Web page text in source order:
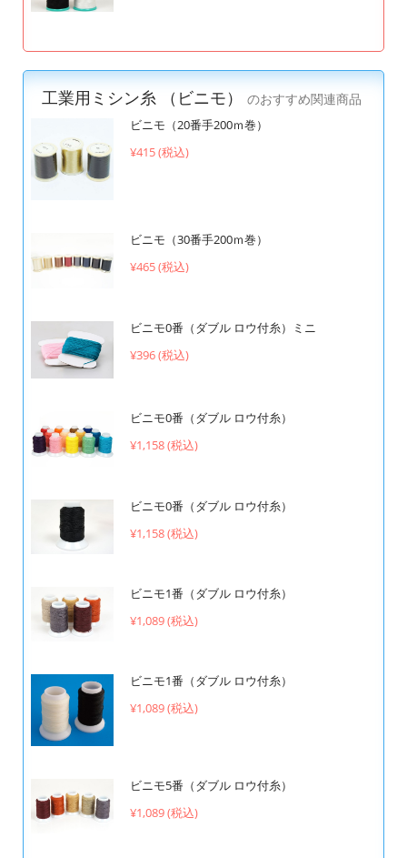
工業用ミシン糸 （ビニモ）
のおすすめ関連商品
ビニモ（20番手200ｍ巻）
¥415 (税込)
ビニモ（30番手200ｍ巻）
¥465 (税込)
ビニモ0番（ダブル ロウ付糸）ミニ
¥396 (税込)
ビニモ0番（ダブル ロウ付糸）
¥1,158 (税込)
ビニモ0番（ダブル ロウ付糸）
¥1,158 (税込)
ビニモ1番（ダブル ロウ付糸）
¥1,089 (税込)
ビニモ1番（ダブル ロウ付糸）
¥1,089 (税込)
ビニモ5番（ダブル ロウ付糸）
¥1,089 (税込)